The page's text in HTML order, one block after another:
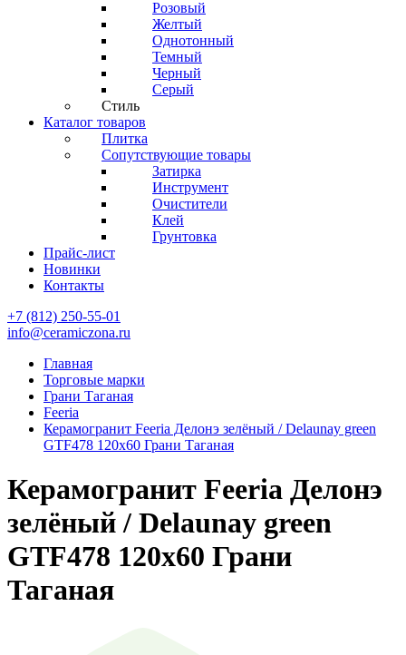
Розовый
Желтый
Однотонный
Темный
Черный
Серый
Стиль
Каталог товаров
Плитка
Сопутствующие товары
Затирка
Инструмент
Очистители
Клей
Грунтовка
Прайс-лист
Новинки
Контакты
+7 (812) 250-55-01
info@ceramiczona.ru
Главная
Торговые марки
Грани Таганая
Feeria
Керамогранит Feeria Делонэ зелёный / Delaunay green
GTF478 120х60 Грани Таганая
Керамогранит Feeria Делонэ
зелёный / Delaunay green
GTF478 120х60 Грани
Таганая